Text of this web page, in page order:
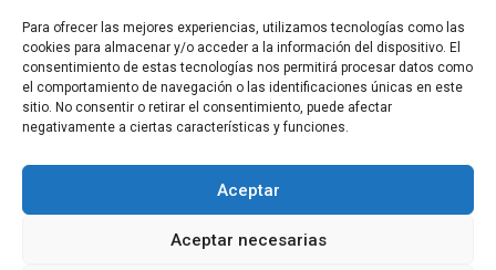
Para ofrecer las mejores experiencias, utilizamos tecnologías como las
cookies para almacenar y/o acceder a la información del dispositivo. El
consentimiento de estas tecnologías nos permitirá procesar datos como
el comportamiento de navegación o las identificaciones únicas en este
sitio. No consentir o retirar el consentimiento, puede afectar
negativamente a ciertas características y funciones.
Aceptar
Aceptar necesarias
Todos los derechos reservados.
Radio
Contacto
Aviso Legal